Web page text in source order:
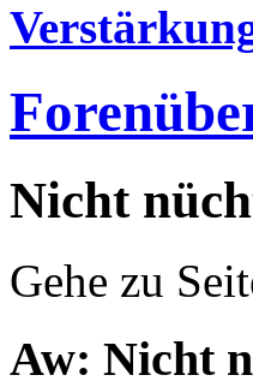
Nicht
Gehe zu
Aw: Nicht